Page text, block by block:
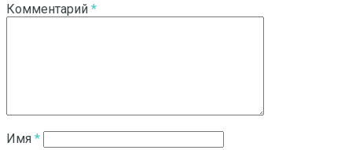
Комментарий *
Имя *